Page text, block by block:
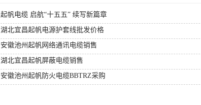
起帆电缆 启航“十五五” 续写新篇章
湖北宜昌起帆电源护套线批发价格
安徽池州起帆网络通讯电缆销售
湖北宜昌起帆屏蔽电缆销售
安徽池州起帆防火电缆BBTRZ采购